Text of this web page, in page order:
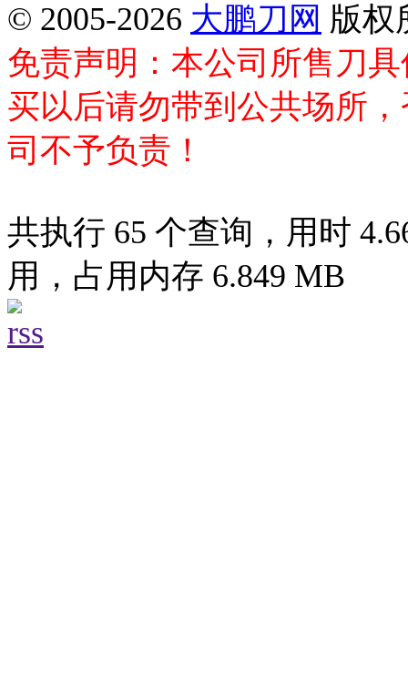
© 2005-2026 大鹏刀网 版权
免责声明：本公司所售刀
买以后请勿带到公共场所
司不予负责！
共执行 65 个查询，用时
用，占用内存 6.849 MB